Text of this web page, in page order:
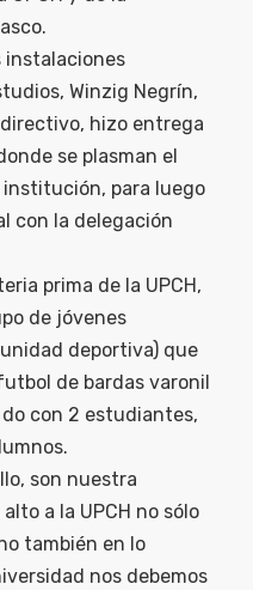
instalaciones
Winzig Negrín,
hizo entrega
se plasman el
institución, para luego
con la delegación
prima de la UPCH,
de jóvenes
deportiva) que
de bardas varonil
con 2 estudiantes,
son nuestra
a la UPCH no sólo
también en lo
nos debemos